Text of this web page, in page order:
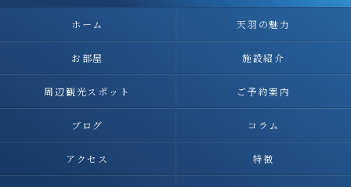
ホーム 天羽の魅力
お部屋 施設紹介
周辺観光スポット ご予約案内
ブログ コラム
アクセス 特徴